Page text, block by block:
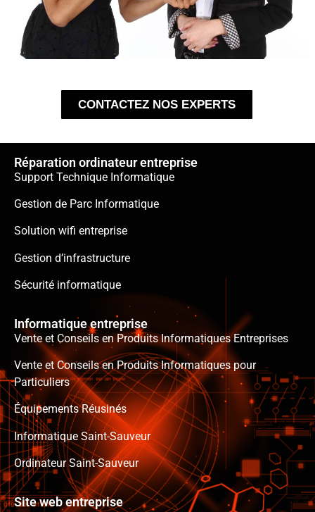
CONTACTEZ NOS EXPERTS
Réparation ordinateur entreprise
Support Technique Informatique
Gestion de Parc Informatique
Solution wifi entreprise
Gestion d’infrastructure
Sécurité informatique
Informatique entreprise
Vente et Conseils en Produits Informatiques Entreprises
Vente et Conseils en Produits Informatiques pour
Particuliers
Équipements Réusinés
Informatique Saint-Sauveur
Ordinateur Saint-Sauveur
Site web entreprise